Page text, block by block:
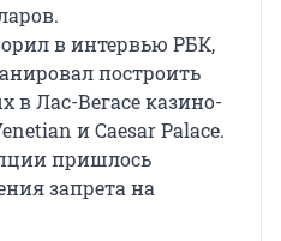
в интервью РБК,
построить
в Лас-Вегасе казино-
и Caesar Palace.
пришлось
запрета на